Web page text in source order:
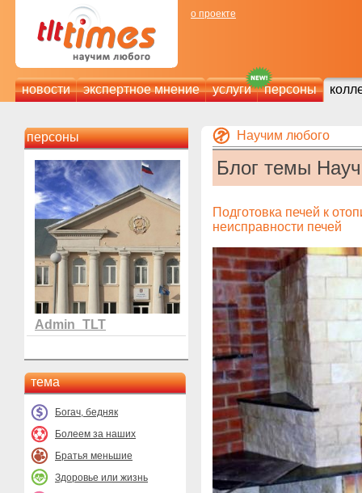
о проекте
новости экспертное мнение услуги персоны
персоны
Admin_TLT
тема
Богач, бедняк
Болеем за наших
Братья меньшие
Здоровье или жизнь
Научим любого
Блог темы
Подготовка печей к
неисправности печей